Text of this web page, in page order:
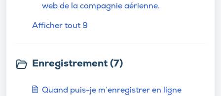
web de la compagnie aérienne.
Afficher tout 9
Enregistrement (7)
Quand puis-je m’enregistrer en ligne